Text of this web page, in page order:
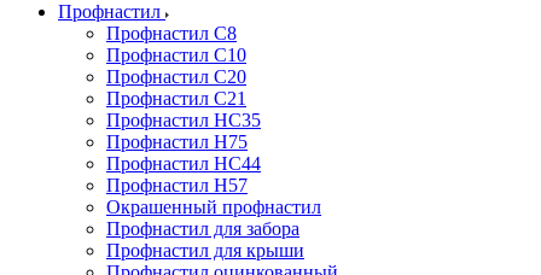
Профнастил
Профнастил С8
Профнастил С10
Профнастил С20
Профнастил С21
Профнастил НС35
Профнастил Н75
Профнастил HC44
Профнастил Н57
Окрашенный профнастил
Профнастил для забора
Профнастил для крыши